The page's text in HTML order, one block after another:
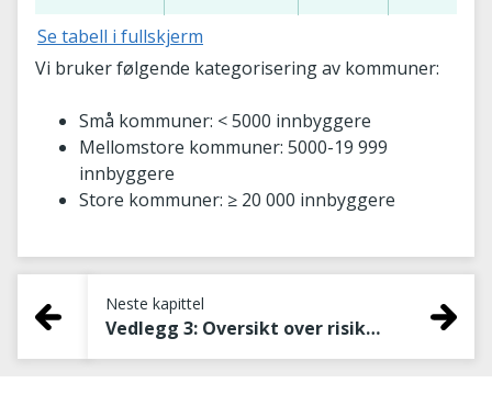
Se tabell i fullskjerm
Vi bruker følgende kategorisering av kommuner:
Små kommuner: < 5000 innbyggere
Mellomstore kommuner: 5000-19 999
innbyggere
Store kommuner: ≥ 20 000 innbyggere
Neste kapittel
Vedlegg 3: Oversikt over risikosvar – med fylkestilhørighet